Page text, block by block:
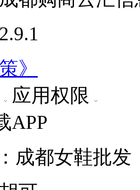
》
应用权限
APP
成都女鞋批发